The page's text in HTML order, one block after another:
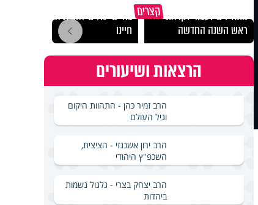
קצרים מתחילים לעבוד לקראת
ראש השנה החדשה
בחיים יכולים להצית את
חיינו
הרצאות ושיעורים
הרב זמיר כהן - התהוות היקום
וגיל העולם
הרב ירון אשכנזי - הציצית,
השכפ"ץ היהודי
הרב יצחק בצרי - גלגול נשמות
ביהדות